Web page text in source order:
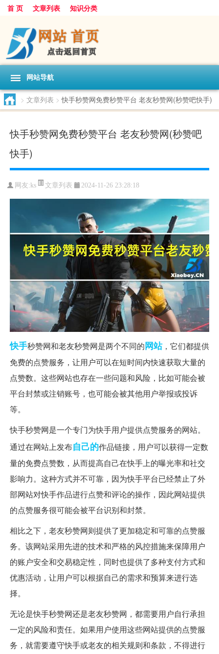
首 页 文章列表 知识分类
网站导航
> 文章列表 > 快手秒赞网免费秒赞平台 老友秒赞网(秒赞吧快手)
快手秒赞网免费秒赞平台 老友秒赞网(秒赞吧
快手)
网友:ks 文章列表 2024-11-26 23:28:18
快手秒赞网和老友秒赞网是两个不同的网站，它们都提供
免费的点赞服务，让用户可以在短时间内快速获取大量的
点赞数。这些网站也存在一些问题和风险，比如可能会被
平台封禁或注销账号，也可能会被其他用户举报或投诉
等。
快手秒赞网是一个专门为快手用户提供点赞服务的网站。
通过在网站上发布自己的作品链接，用户可以获得一定数
量的免费点赞数，从而提高自己在快手上的曝光率和社交
影响力。这种方式并不可靠，因为快手平台已经禁止了外
部网站对快手作品进行点赞和评论的操作，因此网站提供
的点赞服务很可能会被平台识别和封禁。
相比之下，老友秒赞网则提供了更加稳定和可靠的点赞服
务。该网站采用先进的技术和严格的风控措施来保障用户
的账户安全和交易稳定性，同时也提供了多种支付方式和
优惠活动，让用户可以根据自己的需求和预算来进行选
择。
无论是快手秒赞网还是老友秒赞网，都需要用户自行承担
一定的风险和责任。如果用户使用这些网站提供的点赞服
务，就需要遵守快手或老友的相关规则和条款，不得进行